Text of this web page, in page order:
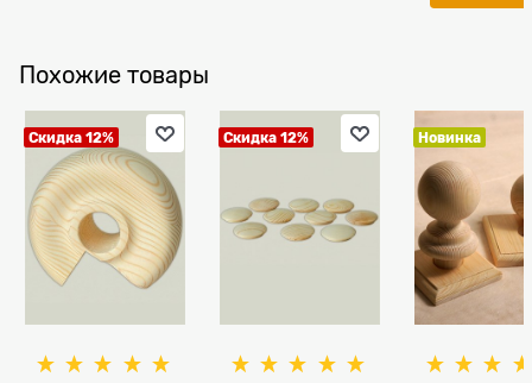
Похожие товары
Скидка 12% Скидка 12% Новинка